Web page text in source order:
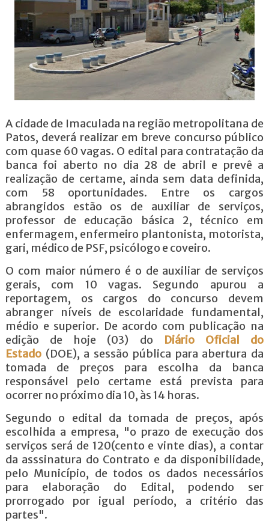
A cidade de Imaculada na região metropolitana de
Patos, deverá realizar em breve concurso público
com quase 60 vagas. O edital para contratação da
banca foi aberto no dia 28 de abril e prevê a
realização de certame, ainda sem data definida,
com 58 oportunidades. Entre os cargos
abrangidos estão os de auxiliar de serviços,
professor de educação básica 2, técnico em
enfermagem, enfermeiro plantonista, motorista,
gari, médico de PSF, psicólogo e coveiro.
O com maior número é o de auxiliar de serviços
gerais, com 10 vagas. Segundo apurou a
reportagem, os cargos do concurso devem
abranger níveis de escolaridade fundamental,
médio e superior. De acordo com publicação na
edição de hoje (03) do Diário Oficial do
Estado(DOE), a sessão pública para abertura da
tomada de preços para escolha da banca
responsável pelo certame está prevista para
ocorrer no próximo dia 10, às 14 horas.
Segundo o edital da tomada de preços, após
escolhida a empresa, "o prazo de execução dos
serviços será de 120(cento e vinte dias), a contar
da asssinatura do Contrato e da disponibilidade,
pelo Município, de todos os dados necessários
para elaboração do Edital, podendo ser
prorrogado por igual período, a critério das
partes".